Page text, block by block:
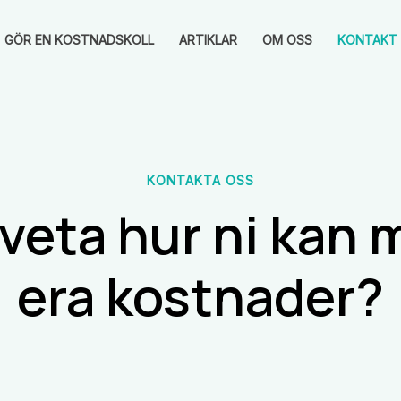
GÖR EN KOSTNADSKOLL ARTIKLAR OM OSS KONTAKT
KONTAKTA OSS
hur ni kan
era kostnader?